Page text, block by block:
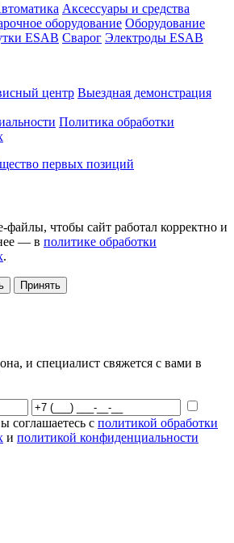
Аксессуары и средства
оборудование Оборудование
ESAB Сварог Электроды ESAB
центр Выездная демонстрация
Политика обработки
первых позиций
чтобы сайт работал корректно и
— в политике обработки
.
Принять
и специалист свяжется с вами в
соглашаетесь с политикой обработки
и политикой конфиденциальности